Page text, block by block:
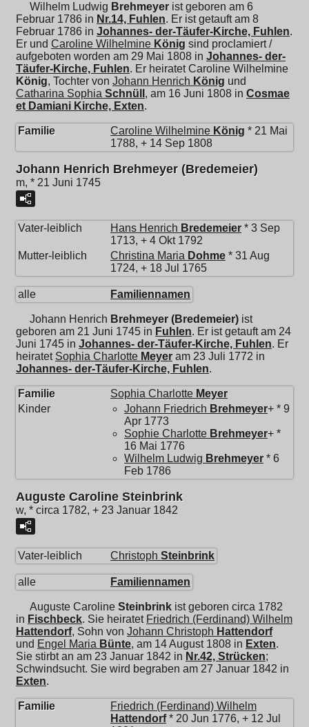
Wilhelm Ludwig Brehmeyer ist geboren am 6
Februar 1786 in Nr.14, Fuhlen. Er ist getauft am 8
Februar 1786 in Johannes- der-Täufer-Kirche, Fuhlen.
Er und Caroline Wilhelmine König sind proclamiert /
aufgeboten worden am 29 Mai 1808 in Johannes- der-
Täufer-Kirche, Fuhlen. Er heiratetCaroline Wilhelmine
König, Tochter von Johann Henrich König und
Catharina Sophia Schnüll , am 16 Juni 1808 in Cosmae
et Damiani Kirche, Exten.
Familie Caroline Wilhelmine König * 21 Mai
1788, + 14 Sep 1808
Johann Henrich Brehmeyer (Bredemeier)
m, * 21 Juni 1745
Vater-leiblich Hans Henrich Bredemeier * 3 Sep
1713, + 4 Okt 1792
Mutter-leiblich
Christina Maria Dohme * 31 Aug
1724, + 18 Jul 1765
alle Familiennamen
Johann Henrich Brehmeyer (Bredemeier) ist
geboren am 21 Juni 1745 in Fuhlen. Er ist getauft am 24
Juni 1745 in Johannes- der-Täufer-Kirche, Fuhlen. Er
heiratet Sophia Charlotte Meyer am 23 Juli 1772 in
Johannes- der-Täufer-Kirche, Fuhlen.
Familie Sophia Charlotte Meyer
Kinder
Johann Friedrich Brehmeyer+ * 9
Apr 1773
Sophie Charlotte Brehmeyer+ *
16 Mai 1776
Wilhelm Ludwig Brehmeyer * 6
Feb 1786
Auguste Caroline Steinbrink
w, * circa 1782, + 23 Januar 1842
Vater-leiblich Christoph Steinbrink
alle Familiennamen
Auguste Caroline Steinbrink ist geboren circa 1782
in Fischbeck. Sie heiratet Friedrich (Ferdinand) Wilhelm
Hattendorf, Sohn von Johann Christoph Hattendorf
und Engel Maria Bünte, am 14 August 1808 in Exten.
Sie stirbt an am 23 Januar 1842 in Nr.42, Strücken;
Schwindsucht. Sie wird begraben am 27 Januar 1842 in
Exten.
Familie
Friedrich (Ferdinand) Wilhelm
Hattendorf* 20 Jun 1776, + 12 Jul